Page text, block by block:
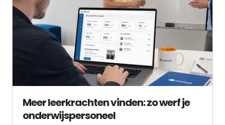
Meer leerkrachten vinden: zo werf je
onderwijspersoneel